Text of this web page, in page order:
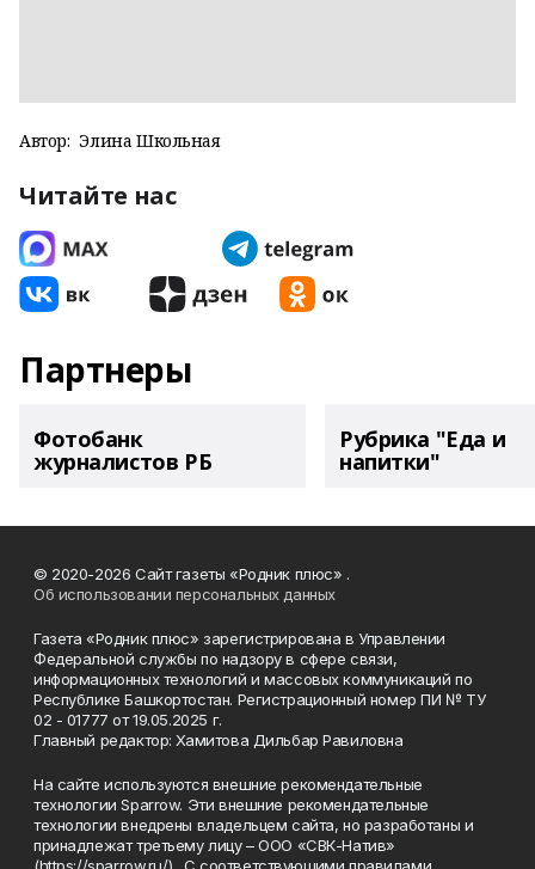
Автор: Элина Школьная
Читайте нас
Партнеры
Фотобанк
журналистов РБ
Рубрика "Еда и
напитки"
© 2020-2026 Сайт газеты «Родник плюс» .
Об использовании персональных данных
Газета «Родник плюс» зарегистрирована в Управлении
Федеральной службы по надзору в сфере связи,
информационных технологий и массовых коммуникаций по
Республике Башкортостан. Регистрационный номер ПИ № ТУ
02 - 01777 от 19.05.2025 г.
Главный редактор: Хамитова Дильбар Равиловна
На сайте используются внешние рекомендательные
технологии Sparrow. Эти внешние рекомендательные
технологии внедрены владельцем сайта, но разработаны и
принадлежат третьему лицу – ООО «СВК-Натив»